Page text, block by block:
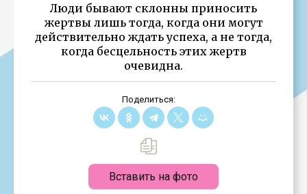
Люди бывают склонны приносить
жертвы лишь тогда, когда они могут
действительно ждать успеха, а не тогда,
когда бесцельность этих жертв
очевидна.
Поделиться:
Вставить на фото